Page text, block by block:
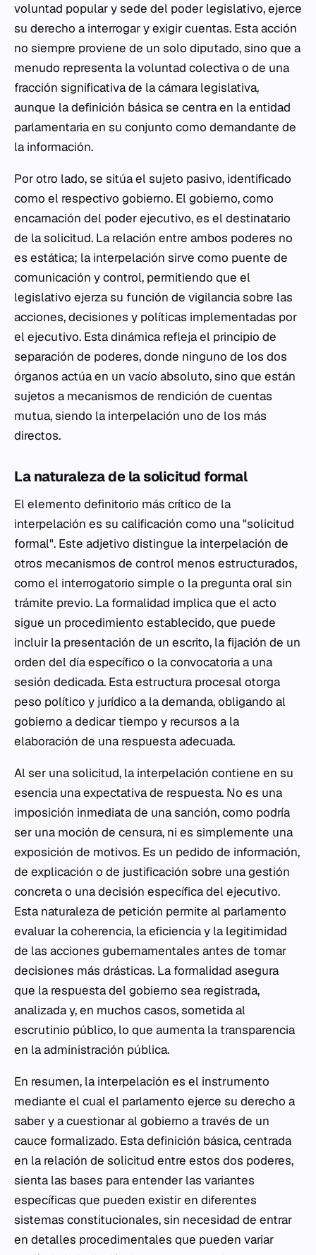
voluntad popular y sede del poder legislativo, ejerce
su derecho a interrogar y exigir cuentas. Esta acción
no siempre proviene de un solo diputado, sino que a
menudo representa la voluntad colectiva o de una
fracción significativa de la cámara legislativa,
aunque la definición básica se centra en la entidad
parlamentaria en su conjunto como demandante de
la información.
Por otro lado, se sitúa el sujeto pasivo, identificado
como el respectivo gobierno. El gobierno, como
encarnación del poder ejecutivo, es el destinatario
de la solicitud. La relación entre ambos poderes no
es estática; la interpelación sirve como puente de
comunicación y control, permitiendo que el
legislativo ejerza su función de vigilancia sobre las
acciones, decisiones y políticas implementadas por
el ejecutivo. Esta dinámica refleja el principio de
separación de poderes, donde ninguno de los dos
órganos actúa en un vacío absoluto, sino que están
sujetos a mecanismos de rendición de cuentas
mutua, siendo la interpelación uno de los más
directos.
La naturaleza de la solicitud formal
El elemento definitorio más crítico de la
interpelación es su calificación como una "solicitud
formal". Este adjetivo distingue la interpelación de
otros mecanismos de control menos estructurados,
como el interrogatorio simple o la pregunta oral sin
trámite previo. La formalidad implica que el acto
sigue un procedimiento establecido, que puede
incluir la presentación de un escrito, la fijación de un
orden del día específico o la convocatoria a una
sesión dedicada. Esta estructura procesal otorga
peso político y jurídico a la demanda, obligando al
gobierno a dedicar tiempo y recursos a la
elaboración de una respuesta adecuada.
Al ser una solicitud, la interpelación contiene en su
esencia una expectativa de respuesta. No es una
imposición inmediata de una sanción, como podría
ser una moción de censura, ni es simplemente una
exposición de motivos. Es un pedido de información,
de explicación o de justificación sobre una gestión
concreta o una decisión específica del ejecutivo.
Esta naturaleza de petición permite al parlamento
evaluar la coherencia, la eficiencia y la legitimidad
de las acciones gubernamentales antes de tomar
decisiones más drásticas. La formalidad asegura
que la respuesta del gobierno sea registrada,
analizada y, en muchos casos, sometida al
escrutinio público, lo que aumenta la transparencia
en la administración pública.
En resumen, la interpelación es el instrumento
mediante el cual el parlamento ejerce su derecho a
saber y a cuestionar al gobierno a través de un
cauce formalizado. Esta definición básica, centrada
en la relación de solicitud entre estos dos poderes,
sienta las bases para entender las variantes
específicas que pueden existir en diferentes
sistemas constitucionales, sin necesidad de entrar
en detalles procedimentales que pueden variar